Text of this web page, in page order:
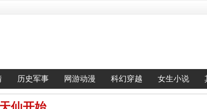
历史军事 网游动漫 科幻穿越 女生小说